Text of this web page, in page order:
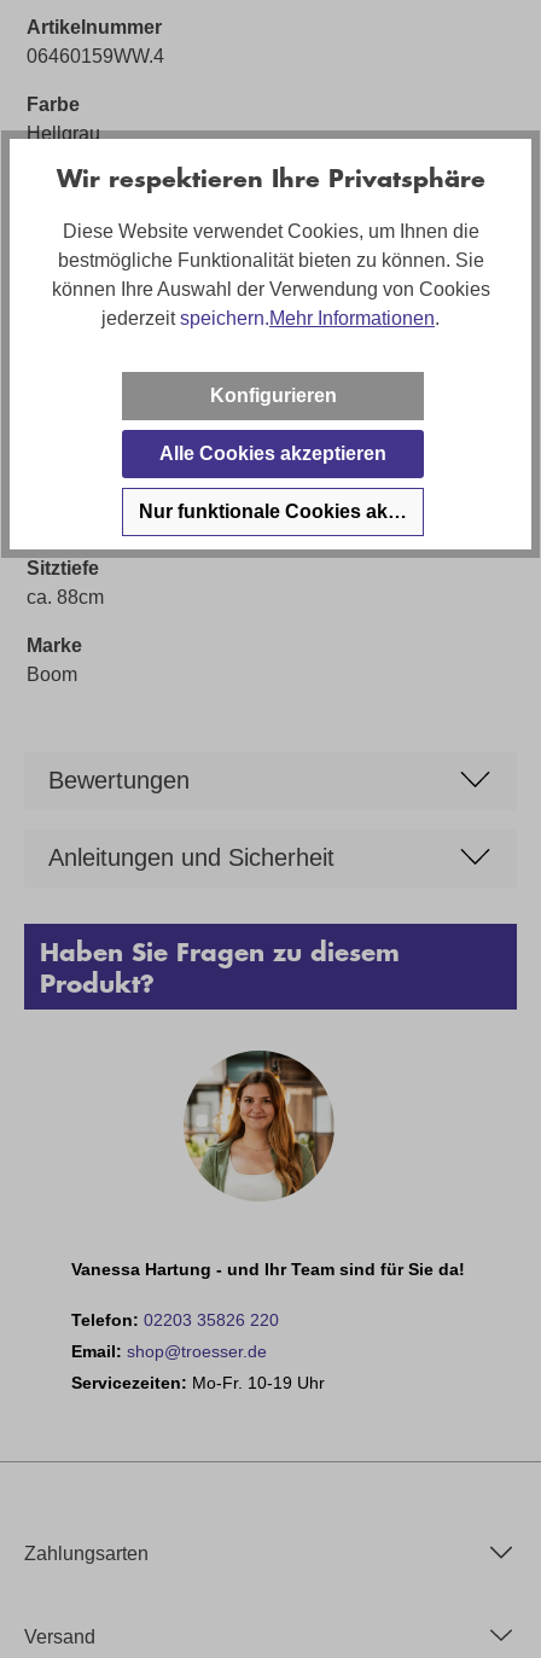
Artikelnummer
06460159WW.4
Farbe
Hellgrau
Bezug
Artikelabmessungen
Breite: ca. 286cm, Tiefe: ca. 141cm, Höhe: ca. 90cm
Artikel Bezeichnung
Big Sofa Play inkl. Kissen in Trendstoff Cord
Sitztiefe
ca. 88cm
Marke
Boom
Bewertungen
Anleitungen und Sicherheit
Haben Sie Fragen zu diesem
Produkt?
Vanessa Hartung - und Ihr Team sind für Sie da!
Telefon: 02203 35826 220
Email: shop@troesser.de
Servicezeiten: Mo-Fr. 10-19 Uhr
Zahlungsarten
Versand
Wir respektieren Ihre Privatsphäre
Diese Website verwendet Cookies, um Ihnen die
bestmögliche Funktionalität bieten zu können. Sie
können Ihre Auswahl der Verwendung von Cookies
jederzeitspeichern.Mehr Informationen.
Konfigurieren
Alle Cookies akzeptieren
Nur funktionale Cookies akzeptieren